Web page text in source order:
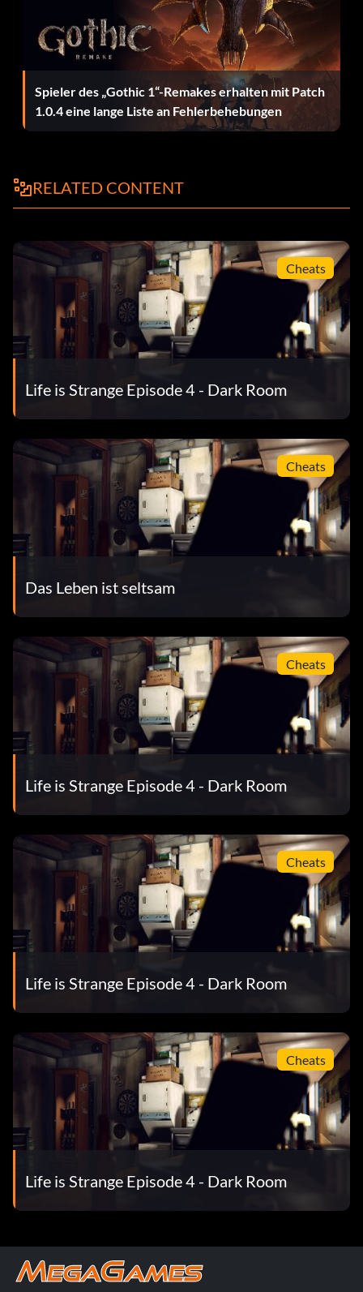
Spieler des „Gothic 1“-Remakes erhalten mit Patch
1.0.4 eine lange Liste an Fehlerbehebungen
RELATED CONTENT
Cheats
Life is Strange Episode 4 - Dark Room
Cheats
Das Leben ist seltsam
Cheats
Life is Strange Episode 4 - Dark Room
Cheats
Life is Strange Episode 4 - Dark Room
Cheats
Life is Strange Episode 4 - Dark Room